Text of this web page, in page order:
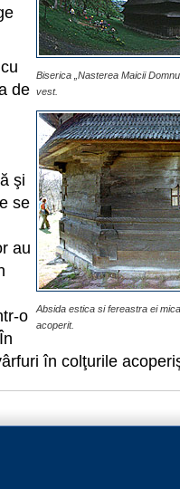
Biserica „Nasterea Maicii
vest.
Absida estica si fereastra ei
acoperit.
de
şi
se
au
o
în colţurile